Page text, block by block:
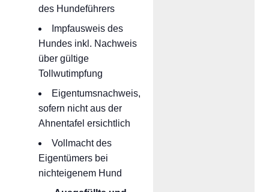
des Hundeführers
Impfausweis des
Hundes inkl. Nachweis
über gültige
Tollwutimpfung
Eigentumsnachweis,
sofern nicht aus der
Ahnentafel ersichtlich
Vollmacht des
Eigentümers bei
nichteigenem Hund